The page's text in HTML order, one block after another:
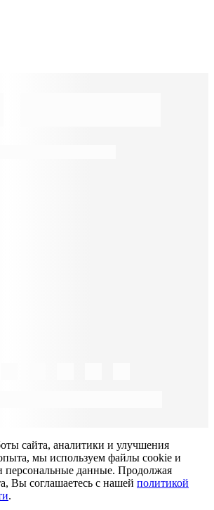
сайта, аналитики и улучшения
мы используем файлы cookie и
персональные данные. Продолжая
Вы соглашаетесь с нашей политикой
.